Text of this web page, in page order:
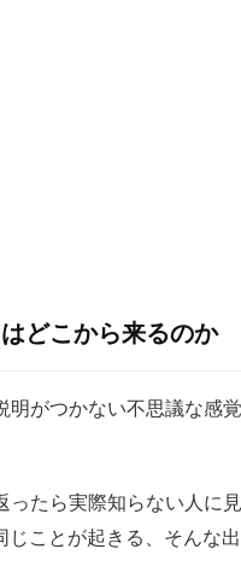
どこから来るのか
明がつかない不思議な感
ったら実際知らない人に
じことが起きる、そんな出